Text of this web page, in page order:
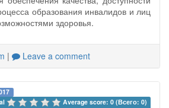
образования инвалидов и лиц
здоровья.
| Leave a comment
Average score: 0 (Всего: 0)